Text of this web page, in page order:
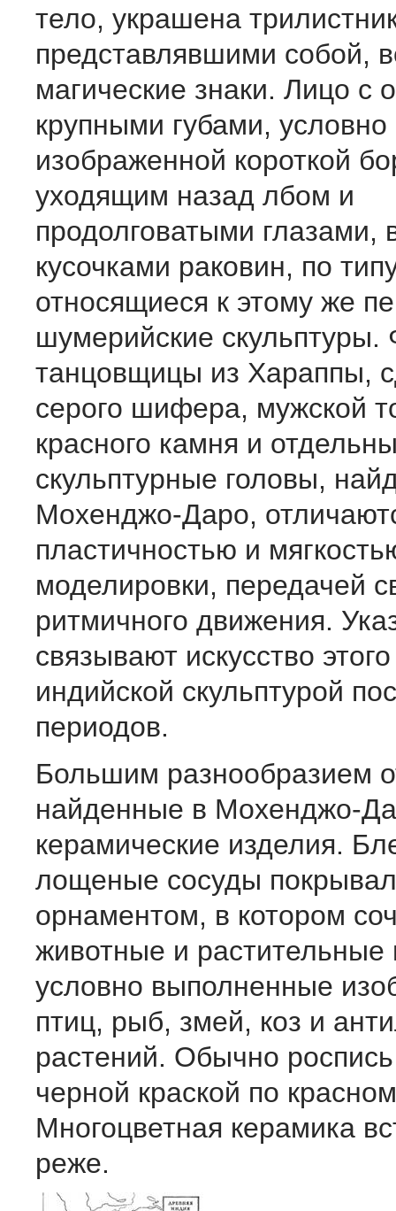
тело, украшена
представлявшими собой,
магические знаки. Лицо с
крупными губами, условно
изображенной короткой
уходящим назад лбом и
продолговатыми
кусочками раковин, по
относящиеся к этому же
шумерийские скульптуры.
танцовщицы из Хараппы,
серого шифера, мужской
красного камня и
скульптурные головы,
Мохенджо-Даро,
пластичностью и
моделировки, передачей
ритмичного движения.
связывают искусство
индийской скульптурой
периодов.
Большим разнообразием
найденные в Мохенджо-
керамические изделия.
лощеные сосуды
орнаментом, в котором
животные и растительные
условно выполненные
птиц, рыб, змей, коз и
растений. Обычно
черной краской по
Многоцветная керамика
реже.